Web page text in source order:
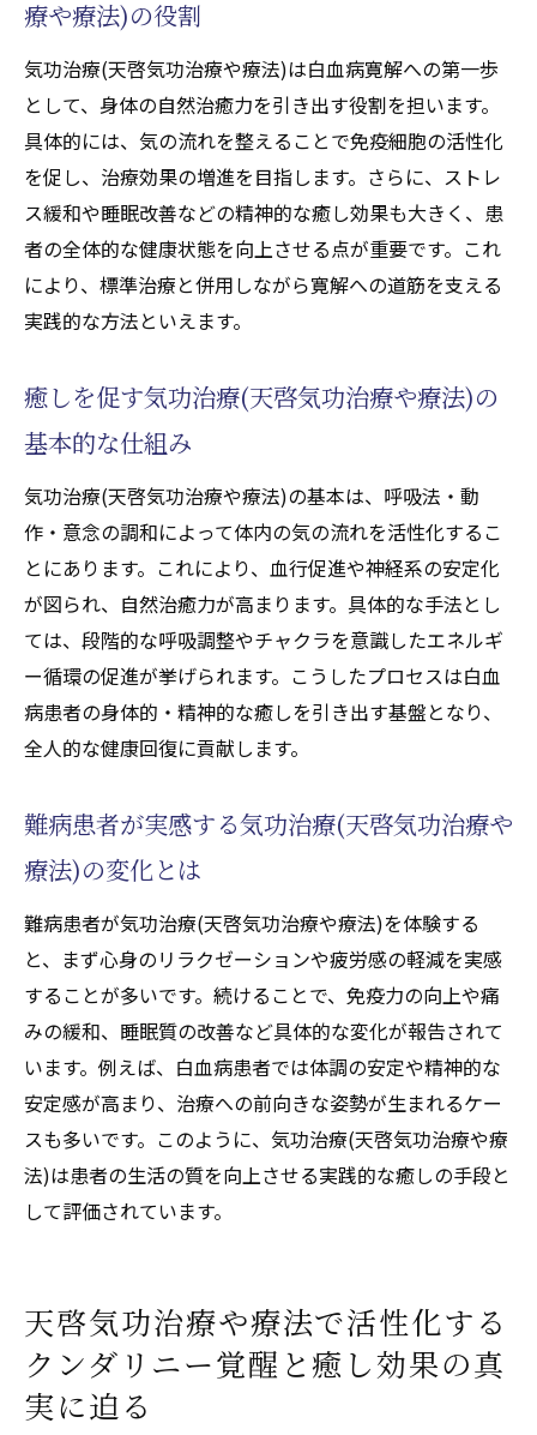
癒しを促す気功治療(天啓気功治療や療法)の
具体的な体感方法
白血病と向き合う癒しの時間の大切さ
気功治療(天啓気功治療や療法)で心身が得ら
れる癒しの感覚
癒しと寛解を後押しする気功治療(天啓気功
治療や療法)の力
癒し効果を高める気功治療(天啓気功治療や
心身バランス回復に役立つ気功治療(天啓気功治
気功治療(天啓気功治療や療法)で心身バラン
スを整える実践法
バランス回復のための気功治療(天啓気功治
療や療法)のポイント
気功治療(天啓気功治療や療法)がもたらす心
身安定の具体例
天啓気功治療や療法でチャクラ活性化と心
身調整の関係性
難病ケアに活かす気功治療(天啓気功治療や
療法)の応用術
難病と向き合う気功治療(天啓気功治療や療法)
のポイント解説
気功治療(天啓気功治療や療法)を難病治療に
活かす際の注意点
難病患者が知るべき気功治療(天啓気功治療
や療法)のコツ
気功治療(天啓気功治療や療法)のポイントと
心身への影響
白血病患者に寄り添う気功治療(天啓気功治
難病と向き合うための気功治療(天啓気功治
療や療法)の選び方
効果的な気功治療(天啓気功治療や療法)で難
病克服を目指す
療や療法)の役割
気功治療(天啓気功治療や療法)は白血病寛解への第一歩
として、身体の自然治癒力を引き出す役割を担います。
具体的には、気の流れを整えることで免疫細胞の活性化
を促し、治療効果の増進を目指します。さらに、ストレ
ス緩和や睡眠改善などの精神的な癒し効果も大きく、患
者の全体的な健康状態を向上させる点が重要です。これ
により、標準治療と併用しながら寛解への道筋を支える
実践的な方法といえます。
癒しを促す気功治療(天啓気功治療や療法)の
基本的な仕組み
気功治療(天啓気功治療や療法)の基本は、呼吸法・動
作・意念の調和によって体内の気の流れを活性化するこ
とにあります。これにより、血行促進や神経系の安定化
が図られ、自然治癒力が高まります。具体的な手法とし
ては、段階的な呼吸調整やチャクラを意識したエネルギ
ー循環の促進が挙げられます。こうしたプロセスは白血
病患者の身体的・精神的な癒しを引き出す基盤となり、
全人的な健康回復に貢献します。
難病患者が実感する気功治療(天啓気功治療や
療法)の変化とは
難病患者が気功治療(天啓気功治療や療法)を体験する
と、まず心身のリラクゼーションや疲労感の軽減を実感
することが多いです。続けることで、免疫力の向上や痛
みの緩和、睡眠質の改善など具体的な変化が報告されて
います。例えば、白血病患者では体調の安定や精神的な
安定感が高まり、治療への前向きな姿勢が生まれるケー
スも多いです。このように、気功治療(天啓気功治療や療
法)は患者の生活の質を向上させる実践的な癒しの手段と
して評価されています。
天啓気功治療や療法で活性化する
クンダリニー覚醒と癒し効果の真
実に迫る